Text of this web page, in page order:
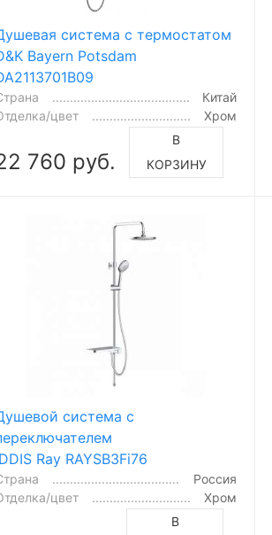
система с термостатом
Bayern Potsdam
Китай
цвет
Хром
760 руб.
В
КОРЗИНУ
система с
Ray RAYSB3Fi76
Россия
цвет
Хром
В